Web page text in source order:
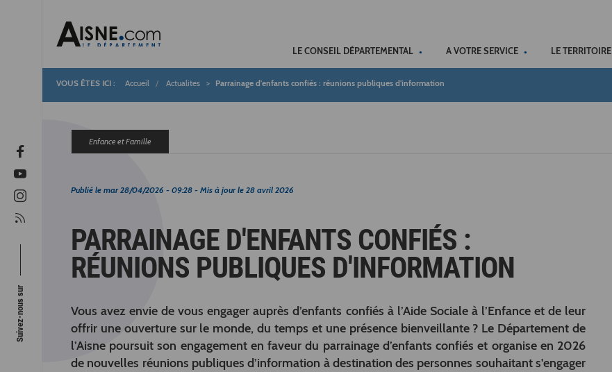
LE CONSEIL DÉPARTEMENTAL A VOTRE SERVICE LE TERRITOIRE
Fil
d'Ariane
Accueil Actualites Parrainage d'enfants confiés : réunions publiques d'information
Enfance et Famille
Publié le mar 28/04/2026 - 09:28 - Mis à jour le 28 avril 2026
PARRAINAGE D'ENFANTS CONFIÉS :
RÉUNIONS PUBLIQUES D'INFORMATION
Vous avez envie de vous engager auprès d’enfants confiés à l’Aide Sociale à l’Enfance et de leur
offrir une ouverture sur le monde, du temps et une présence bienveillante ? Le Département de
l’Aisne poursuit son engagement en faveur du parrainage d’enfants confiés et organise en 2026
de nouvelles réunions publiques d’information à destination des personnes souhaitant s'engager